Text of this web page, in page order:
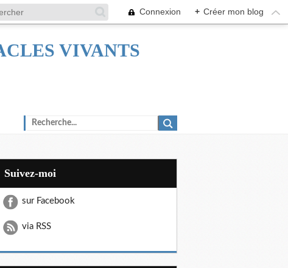
Connexion + Créer mon blog
VIVANTS
Suivez-moi
sur Facebook
via RSS